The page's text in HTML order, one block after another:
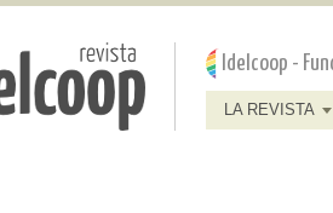
Idelcoop -
LA REVISTA